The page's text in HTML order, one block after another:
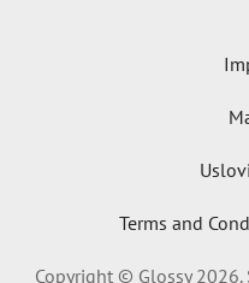
Terms and
Copyright © Glossy 2026.